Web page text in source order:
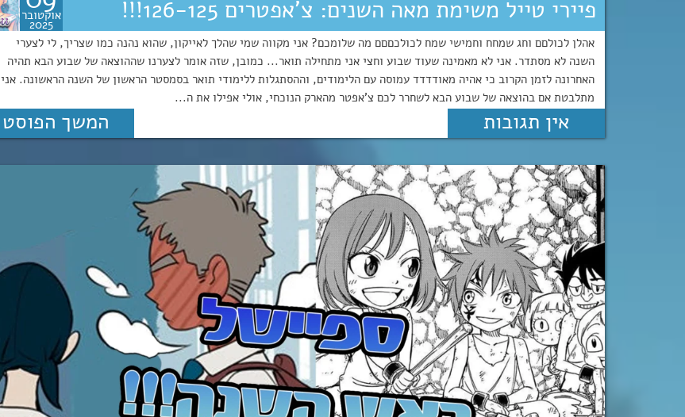
פיירי טייל משימת מאה השנים: צ’אפטרים 126-125!!! אוקטובר
2025
אהלן לכולםם וחג שמחח וחמישי שמח לכולכםםם מה שלומכם? אני מקווה שמי שהלך לאייקון, שהוא נהנה כמו שצריך, לי לצערי
השנה לא מסתדר. אני לא מאמינה שעוד שבוע וחצי אני מתחילה תואר... כמובן, שזה אומר לצערנו שההוצאה של שבוע הבא תהיה
האחרונה לזמן הקרוב כי אהיה מאודדדד עמוסה עם הלימודים, וההסתגלות ללימודי תואר בסמסטר הראשון של השנה הראשונה. אני
מתלבטת אם בהוצאה של שבוע הבא לשחרר לכם צ'אפטר מהארק הנוכחי, אולי אפילו את ה...
אין תגובות המשך הפוסט